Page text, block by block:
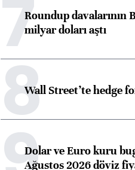
7Roundup davalarının
milyar doları aştı
8Wall Street’te hedge
Dolar ve Euro kuru
Ağustos 2026 döviz